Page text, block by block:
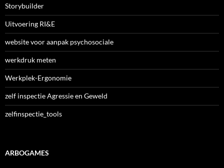
Storybuilder
Uitvoering RI&E
website voor aanpak psychosociale
werkdruk meten
Werkplek-Ergonomie
zelf inspectie Agressie en Geweld
zelfinspectie_tools
ARBOGAMES